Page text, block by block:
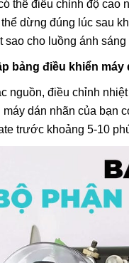
thể điều chỉnh độ cao
dừng đúng lúc sau
sao cho luồng ánh
bảng điều khiển
nguồn, điều chỉnh
máy dán nhãn của bạn
trước khoảng 5-10